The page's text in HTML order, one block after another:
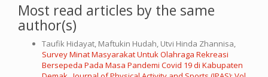
Most read articles by the same
author(s)
Taufik Hidayat, Maftukin Hudah, Utvi Hinda Zhannisa,
Survey Minat Masyarakat Untuk Olahraga Rekreasi
Bersepeda Pada Masa Pandemi Covid 19 di Kabupaten